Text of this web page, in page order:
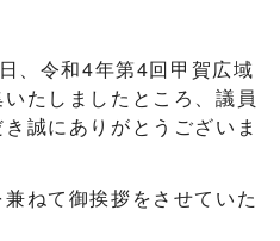
、令和4年第4回甲賀広域
たしましたところ、議員
誠にありがとうございま
ねて御挨拶をさせていた